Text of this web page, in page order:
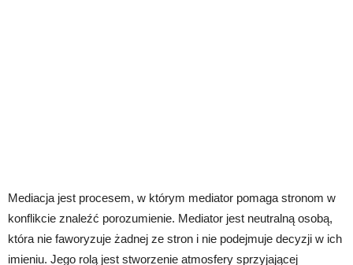
Mediacja jest procesem, w którym mediator pomaga stronom w
konflikcie znaleźć porozumienie. Mediator jest neutralną osobą,
która nie faworyzuje żadnej ze stron i nie podejmuje decyzji w ich
imieniu. Jego rolą jest stworzenie atmosfery sprzyjającej